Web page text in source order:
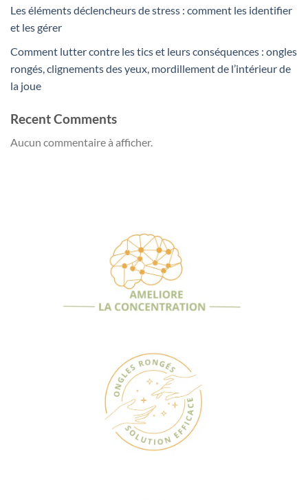
Les éléments déclencheurs de stress : comment les identifier
et les gérer
Comment lutter contre les tics et leurs conséquences : ongles
rongés, clignements des yeux, mordillement de l’intérieur de
la joue
Recent Comments
Aucun commentaire à afficher.